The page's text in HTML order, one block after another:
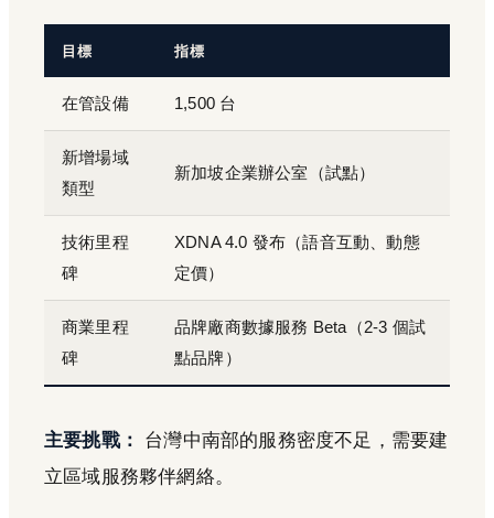
目標 指標
在管設備 1,500 台
新增場域
類型
新加坡企業辦公室（試點）
技術里程
碑
XDNA 4.0 發布（語音互動、動態
定價）
商業里程
碑
品牌廠商數據服務 Beta（2-3 個試
點品牌）
主要挑戰：
台灣中南部的服務密度不足，需要建
立區域服務夥伴網絡。